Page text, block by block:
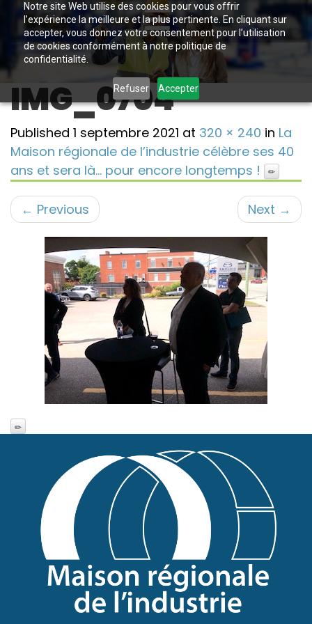
Notre site Web utilise des cookies pour vous offrir
l’expérience la meilleure et la plus pertinente. En cliquant sur
accepter, vous donnez votre consentement pour l’utilisation
de cookies conformément à notre politique de
confidentialité.
Refuser Accepter
IMG_0704
Published 1 septembre 2021 at 320 × 240 in La
Maison régionale de l’industrie célèbre ses 40
ans et sera là… pour encore longtemps !
← Previous Next →